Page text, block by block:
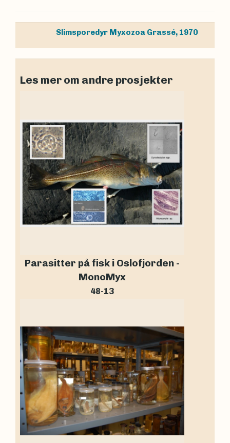
Slimsporedyr Myxozoa Grassé, 1970
Les mer om andre prosjekter
Parasitter på fisk i Oslofjorden -
MonoMyx
48-13